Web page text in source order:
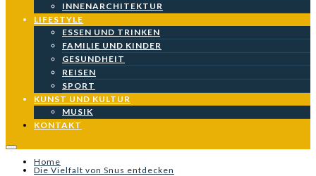
INNENARCHITEKTUR
LIFESTYLE
ESSEN UND TRINKEN
FAMILIE UND KINDER
GESUNDHEIT
REISEN
SPORT
KUNST UND KULTUR
MUSIK
KONTAKT
Home
Die Vielfalt von Snus entdecken